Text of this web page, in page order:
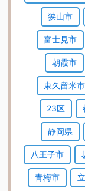
狭山市
富士見市
朝霞市
東久留米市
23区
静岡県
八王子市
青梅市